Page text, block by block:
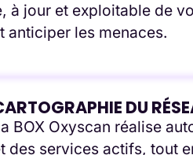
à jour et exploitable de
anticiper les menaces.
DU
BOX Oxyscan réalise
des services actifs, tout